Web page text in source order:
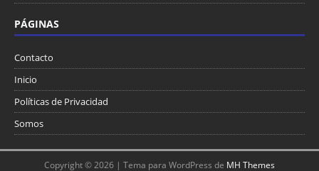
PÁGINAS
Contacto
Inicio
Políticas de Privacidad
Somos
Copyright © 2026 | Tema para WordPress de MH Themes